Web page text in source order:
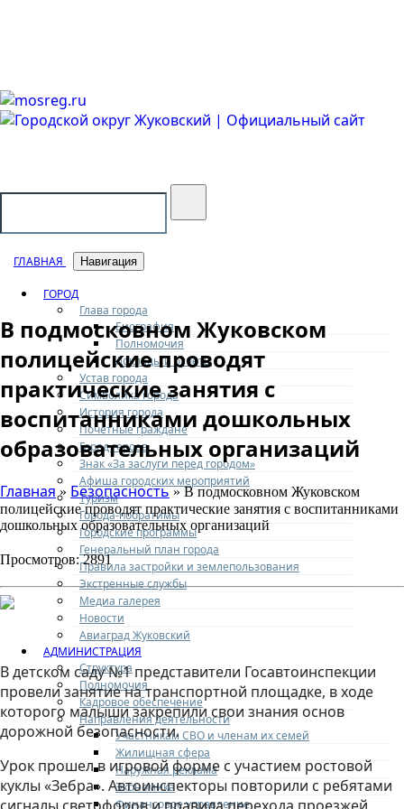
ГЛАВНАЯ Навигация
ГОРОД
Глава города
Биография
Полномочия
Доклады и отчеты
Устав города
Символика города
История города
Почетные граждане
Город героев
Знак «За заслуги перед городом»
Афиша городских мероприятий
Туризм
Города-побратимы
Городские программы
Генеральный план города
Правила застройки и землепользования
Экстренные службы
Медиа галерея
Новости
Авиаград Жуковский
АДМИНИСТРАЦИЯ
Структура
Полномочия
Кадровое обеспечение
Направления деятельности
Участникам СВО и членам их семей
Жилищная сфера
Наружная реклама
Экономика
Финансовое управление
В подмосковном Жуковском
полицейские проводят
практические занятия с
воспитанниками дошкольных
образовательных организаций
Главная » Безопасность» В подмосковном Жуковском
полицейские проводят практические занятия с воспитанниками
дошкольных образовательных организаций
Просмотров: 2891
В детском саду №1 представители Госавтоинспекции
провели занятие на транспортной площадке, в ходе
которого малыши закрепили свои знания основ
дорожной безопасности.
Урок прошел в игровой форме с участием ростовой
куклы «Зебра». Автоинспекторы повторили с ребятами